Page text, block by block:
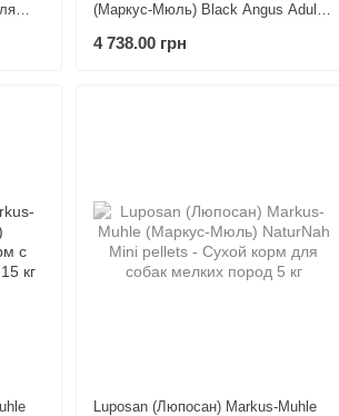
(Маркус-Мюль) Black Angus Adult -
4 738.00 грн
Luposan (Люпосан) Markus-Muhle